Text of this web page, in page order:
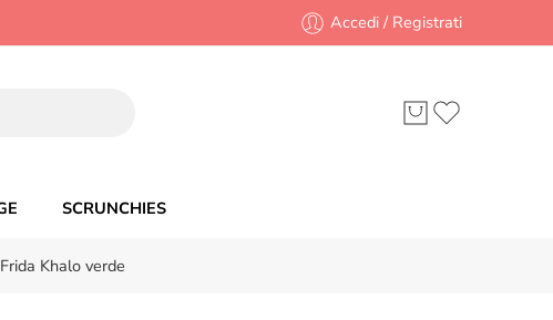
Accedi / Registrati
SCRUNCHIES
Khalo verde